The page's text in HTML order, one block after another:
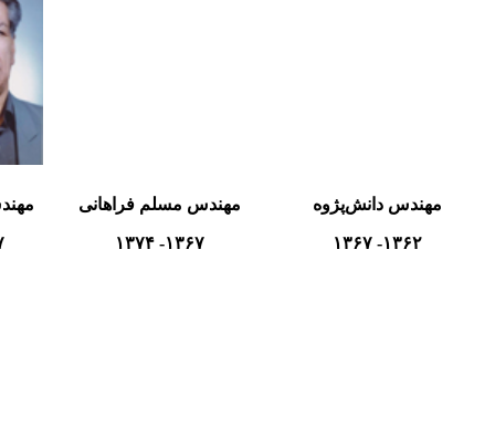
مهندس دانش‌پژوه
۱۳۶۲- ۱۳۶۷
مهندس مسلم فراهانی
۱۳۶۷- ۱۳۷۴